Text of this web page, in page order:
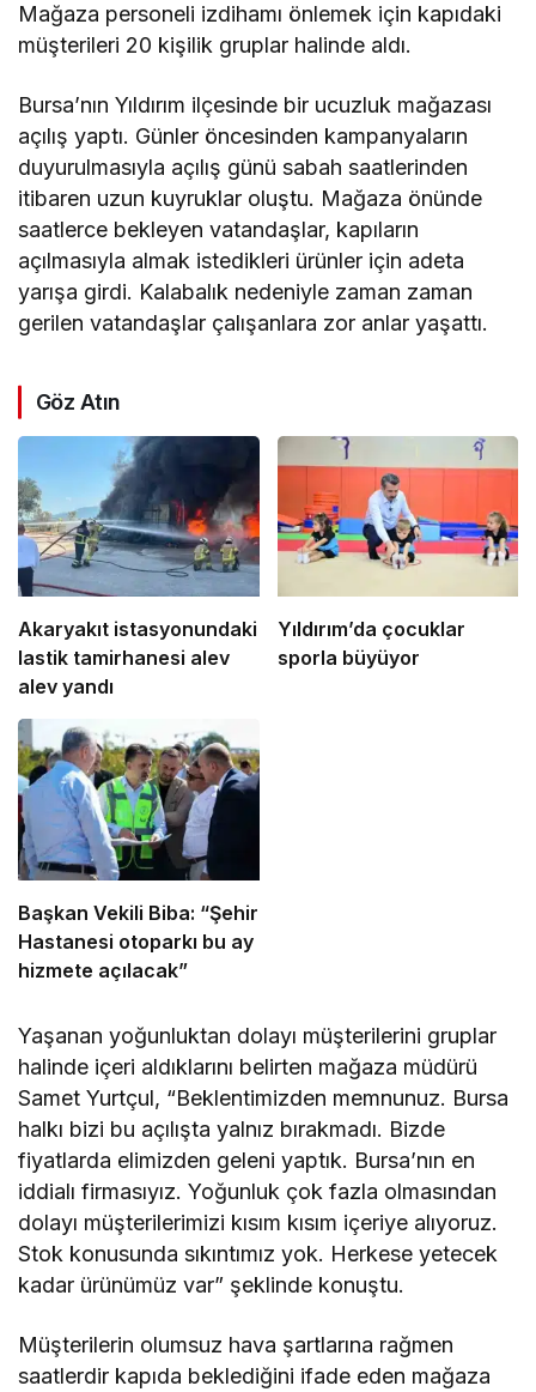
Mağaza personeli izdihamı önlemek için kapıdaki
müşterileri 20 kişilik gruplar halinde aldı.
Bursa’nın Yıldırım ilçesinde bir ucuzluk mağazası
açılış yaptı. Günler öncesinden kampanyaların
duyurulmasıyla açılış günü sabah saatlerinden
itibaren uzun kuyruklar oluştu. Mağaza önünde
saatlerce bekleyen vatandaşlar, kapıların
açılmasıyla almak istedikleri ürünler için adeta
yarışa girdi. Kalabalık nedeniyle zaman zaman
gerilen vatandaşlar çalışanlara zor anlar yaşattı.
Göz Atın
Akaryakıt istasyonundaki
lastik tamirhanesi alev
alev yandı
Yıldırım’da çocuklar
sporla büyüyor
Başkan Vekili Biba: “Şehir
Hastanesi otoparkı bu ay
hizmete açılacak”
Yaşanan yoğunluktan dolayı müşterilerini gruplar
halinde içeri aldıklarını belirten mağaza müdürü
Samet Yurtçul, “Beklentimizden memnunuz. Bursa
halkı bizi bu açılışta yalnız bırakmadı. Bizde
fiyatlarda elimizden geleni yaptık. Bursa’nın en
iddialı firmasıyız. Yoğunluk çok fazla olmasından
dolayı müşterilerimizi kısım kısım içeriye alıyoruz.
Stok konusunda sıkıntımız yok. Herkese yetecek
kadar ürünümüz var” şeklinde konuştu.
Müşterilerin olumsuz hava şartlarına rağmen
saatlerdir kapıda beklediğini ifade eden mağaza